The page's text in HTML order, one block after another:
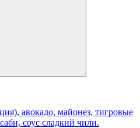
авокадо, майонез, тигровые
соус сладкий чили.